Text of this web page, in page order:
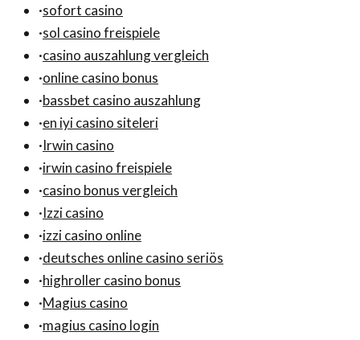
·sofort casino
·sol casino freispiele
·casino auszahlung vergleich
·online casino bonus
·bassbet casino auszahlung
·en iyi casino siteleri
·Irwin casino
·irwin casino freispiele
·casino bonus vergleich
·Izzi casino
·izzi casino online
·deutsches online casino seriös
·highroller casino bonus
·Magius casino
·magius casino login